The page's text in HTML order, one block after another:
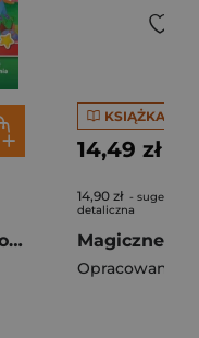
Wesołych świąt. Opowiadanka & rzepiki
KSIĄŻKA
14,49 zł
14,90 zł -
detaliczna
Opracowanie